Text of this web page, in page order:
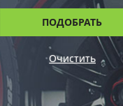
ПОДОБРАТЬ